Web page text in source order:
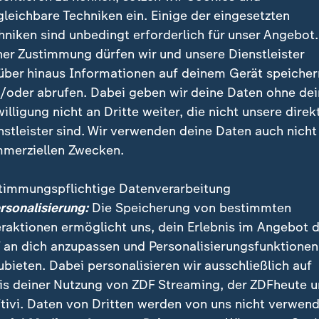
Fall der Dialog-Formate hat
Teilnahmegebühren in niedrig
getragen.
"Dialog"-Treffen im August 2026 in Irland habe
aber abgesagt.
Techniken ein. Einige der eingesetzten
sind unbedingt erforderlich für unser
Zustimmung dürfen wir und unsere Dienstleister
hinaus Informationen auf deinem Gerät
oder abrufen. Dabei geben wir deine Daten ohne
nicht an Dritte weiter, die nicht unsere
sind. Wir verwenden deine Daten auch nicht
Zwecken.
Datenverarbeitung
Die Speicherung von bestimmten
ermöglicht uns, dein Erlebnis im Angebot
an dich anzupassen und Personalisierungsfunktionen
Dabei personalisieren wir ausschließlich auf
deiner Nutzung von ZDF Streaming, der ZDFheute
Daten von Dritten werden von uns nicht